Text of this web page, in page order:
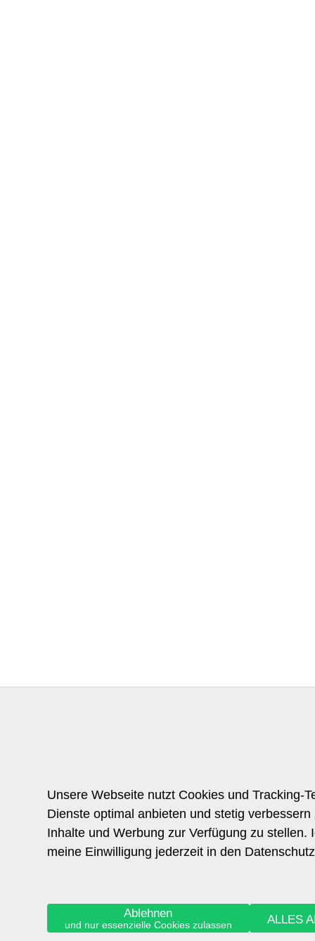
Unsere Webseite nutzt Cookies und Tracking-
Dienste optimal anbieten und stetig
Inhalte und Werbung zur Verfügung zu
meine Einwilligung jederzeit in den
Ablehnen
und nur essenzielle Cookies zulassen ALLES